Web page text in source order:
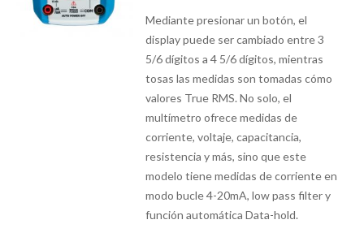
Mediante presionar un botón, el
display puede ser cambiado entre 3
5/6 dígitos a 4 5/6 dígitos, mientras
tosas las medidas son tomadas cómo
valores True RMS. No solo, el
multímetro ofrece medidas de
corriente, voltaje, capacitancia,
resistencia y más, sino que este
modelo tiene medidas de corriente en
modo bucle 4-20mA, low pass filter y
función automática Data-hold.